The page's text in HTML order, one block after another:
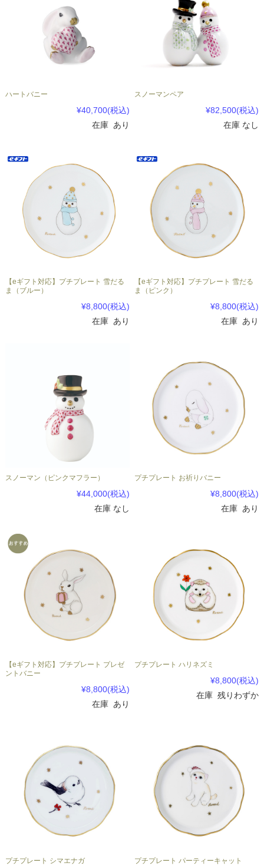
ハートバニー
¥40,700(税込)
在庫 あり
スノーマンペア
¥82,500(税込)
在庫 なし
【eギフト対応】プチプレート 雪だる
ま（ブルー）
¥8,800(税込)
在庫 あり
【eギフト対応】プチプレート 雪だる
ま（ピンク）
¥8,800(税込)
在庫 あり
スノーマン（ピンクマフラー）
¥44,000(税込)
在庫 なし
プチプレート お祈りバニー
¥8,800(税込)
在庫 あり
【eギフト対応】プチプレート プレゼ
ントバニー
¥8,800(税込)
在庫 あり
プチプレート ハリネズミ
¥8,800(税込)
在庫 残りわずか
プチプレート シマエナガ プチプレート パーティーキャット